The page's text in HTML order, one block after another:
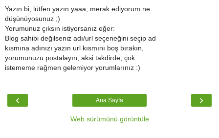
Yazın bi, lütfen yazın yaaa, merak ediyorum ne
düşünüyosunuz ;)
Yorumunuz çıksın istiyorsanız eğer:
Blog sahibi değilseniz adı/url seçeneğini seçip ad
kısmına adınızı yazın url kısmını boş bırakın,
yorumunuzu postalayın, aksi takdirde, çok
istememe rağmen gelemiyor yorumlarınız :)
‹ ›
Ana Sayfa
Web sürümünü görüntüle